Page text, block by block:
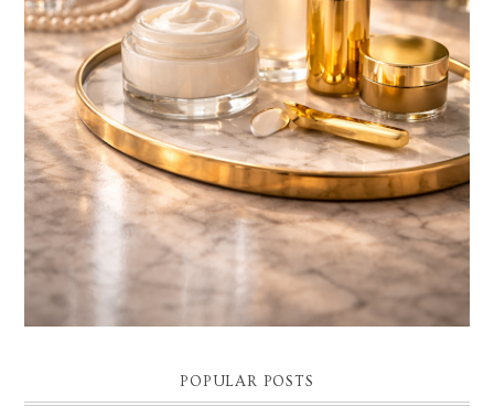
Descubre cómo la belleza consciente, el skincare de lujo y la cosmética
premium se convierten en el nuevo ritual de bienestar. El final de...
POPULAR POSTS